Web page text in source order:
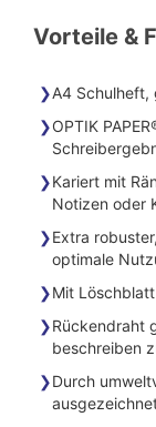
Vorteile &
A4 Schulheft,
OPTIK
Kariert mit
Notizen oder
Extra
optimale
Mit
Rückendraht
beschreiben
Durch